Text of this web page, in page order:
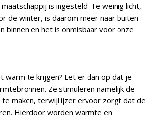
is ingesteld. Te weinig licht,
de winter, is daarom meer naar buiten
binnen en het is onmisbaar voor onze
warm te krijgen? Let er dan op dat je
Ze stimuleren namelijk de
te maken, terwijl ijzer ervoor zorgt dat de
Hierdoor worden warmte en